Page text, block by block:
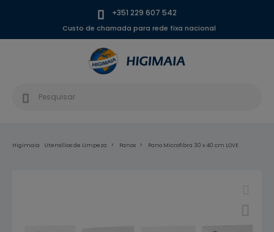
+351 229 607 542
Custo de chamada para rede fixa nacional
Higimaia Utensílios de Limpeza Panos Pano Microfibra 30 x 40 cm LOVE